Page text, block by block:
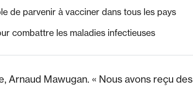
de parvenir à vacciner dans tous les pays
combattre les maladies infectieuses
Arnaud Mawugan. « Nous avons reçu des